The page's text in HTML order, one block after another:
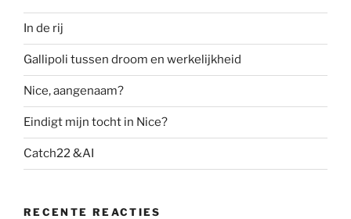
k
In de rij
Gallipoli tussen droom en werkelijkheid
Nice, aangenaam?
Eindigt mijn tocht in Nice?
Catch22 &AI
RECENTE REACTIES